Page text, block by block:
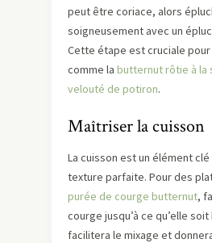
peut être coriace, alors
soigneusement avec un
Cette étape est cruciale
comme la butternut rôtie à la
velouté de potiron.
Maîtriser la cuisson
La cuisson est un élément
texture parfaite. Pour des
purée de courge butternut,
courge jusqu’à ce qu’elle
facilitera le mixage et